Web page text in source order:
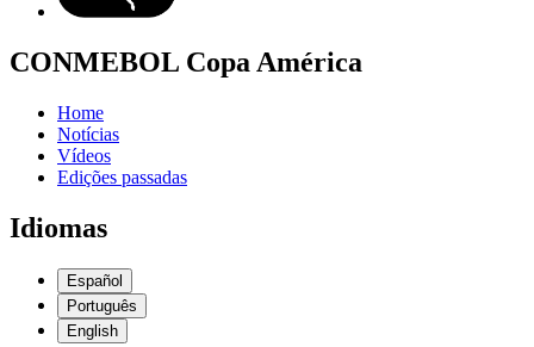
CONMEBOL Copa América
Home
Notícias
Vídeos
Edições passadas
Idiomas
Español
Português
English